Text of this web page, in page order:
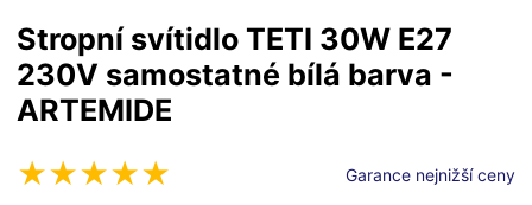
Stropní svítidlo TETI 30W E27
230V samostatné bílá barva -
ARTEMIDE
Garance nejnižší ceny